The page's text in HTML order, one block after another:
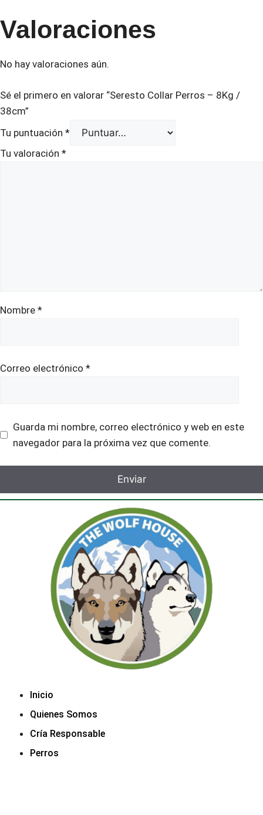
Valoraciones
No hay valoraciones aún.
Sé el primero en valorar “Seresto Collar Perros – 8Kg /
38cm”
Tu puntuación *
Tu valoración *
Nombre *
Correo electrónico *
Guarda mi nombre, correo electrónico y web en este
navegador para la próxima vez que comente.
Inicio
Quienes Somos
Cría Responsable
Perros